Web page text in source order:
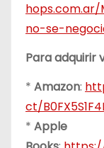
no-se-
Para adquirir
* Amazon:
ct/
* Apple